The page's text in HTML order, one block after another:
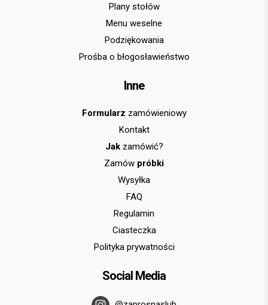
Plany stołów
Menu weselne
Podziękowania
Prośba o błogosławieństwo
Inne
Formularz zamówieniowy
Kontakt
Jakzamówić?
Zamów próbki
Wysyłka
FAQ
Regulamin
Ciasteczka
Polityka prywatności
Social Media